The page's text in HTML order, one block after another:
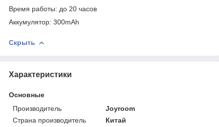
Время работы: до 20 часов
Аккумулятор: 300mAh
Скрыть
Характеристики
Основные
Производитель
Joyroom
Страна производитель
Китай